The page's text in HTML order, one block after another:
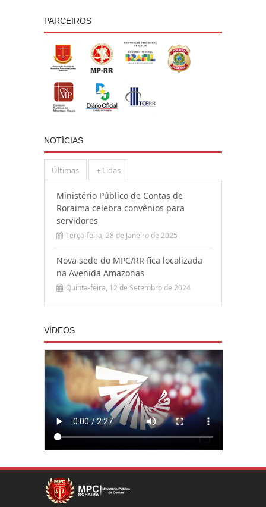
PARCEIROS
NOTÍCIAS
Últimas + Lidas
Ministério Público de Contas de
Roraima celebra convênios para
servidores
Terça-feira, 28 de Janeiro de 2025
Nova sede do MPC/RR fica localizada
na Avenida Amazonas
Quinta-feira, 12 de Setembro de 2024
VÍDEOS